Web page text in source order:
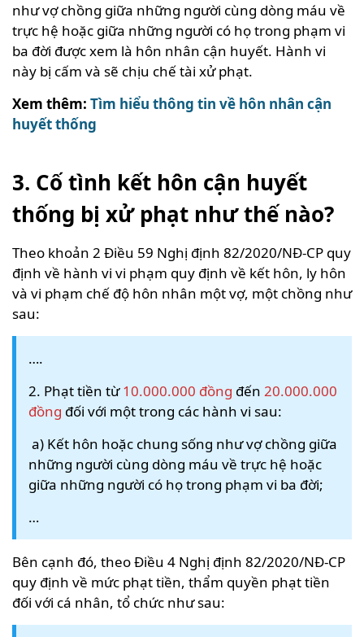
như vợ chồng giữa những người cùng dòng máu về
trực hệ hoặc giữa những người có họ trong phạm vi
ba đời được xem là hôn nhân cận huyết. Hành vi
này bị cấm và sẽ chịu chế tài xử phạt.
Xem thêm: Tìm hiểu thông tin về hôn nhân cận
huyết thống
3. Cố tình kết hôn cận huyết
thống bị xử phạt như thế nào?
Theo khoản 2 Điều 59 Nghị định 82/2020/NĐ-CP quy
định về hành vi vi phạm quy định về kết hôn, ly hôn
và vi phạm chế độ hôn nhân một vợ, một chồng như
sau:
….
2. Phạt tiền từ10.000.000 đồng đến 20.000.000
đồng đối với một trong các hành vi sau:
a) Kết hôn hoặc chung sống như vợ chồng giữa
những người cùng dòng máu về trực hệ hoặc
giữa những người có họ trong phạm vi ba đời;
…
Bên cạnh đó, theo Điều 4 Nghị định 82/2020/NĐ-CP
quy định về mức phạt tiền, thẩm quyền phạt tiền
đối với cá nhân, tổ chức như sau: